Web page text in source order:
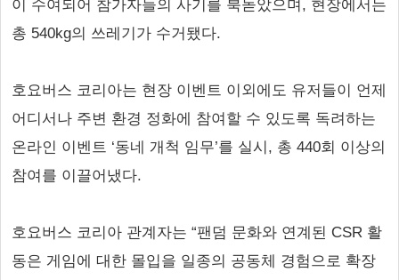
이 수여되어 참가자들의 사기를 북돋았으며, 현장에서는
총 540kg의 쓰레기가 수거됐다.
호요버스 코리아는 현장 이벤트 이외에도 유저들이 언제
어디서나 주변 환경 정화에 참여할 수 있도록 독려하는
온라인 이벤트 ‘동네 개척 임무’를 실시, 총 440회 이상의
참여를 이끌어냈다.
호요버스 코리아 관계자는 “팬덤 문화와 연계된 CSR 활
동은 게임에 대한 몰입을 일종의 공동체 경험으로 확장